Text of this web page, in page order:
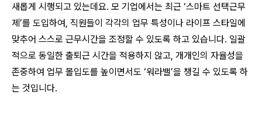
새롭게 시행되고 있는데요. 모 기업에서는 최근 ‘스마트 선택근무
제’를 도입하여, 직원들이 각각의 업무 특성이나 라이프 스타일에
맞추어 스스로 근무시간을 조정할 수 있도록 하고 있습니다. 일괄
적으로 동일한 출퇴근 시간을 적용하지 않고, 개개인의 자율성을
존중하여 업무 몰입도를 높이면서도 ‘워라밸’을 챙길 수 있도록 하
는 것입니다.